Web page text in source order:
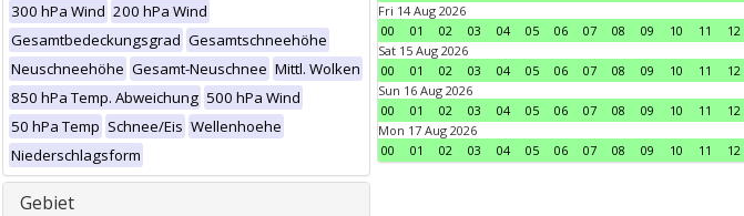
300 hPa Wind 200 hPa Wind
Gesamtbedeckungsgrad Gesamtschneehöhe
Neuschneehöhe Gesamt-Neuschnee Mittl. Wolken
850 hPa Temp. Abweichung 500 hPa Wind
50 hPa Temp Schnee/Eis Wellenhoehe
Niederschlagsform
Gebiet
Fri 14 Aug 2026
00
01 02 03 04 05 06 07 08 09 10 11 12
Sat 15 Aug 2026
00
01 02 03 04 05 06 07 08 09 10 11 12
Sun 16 Aug 2026
00
01 02 03 04 05 06 07 08 09 10 11 12
Mon 17 Aug 2026
00
01 02 03 04 05 06 07 08 09 10 11 12